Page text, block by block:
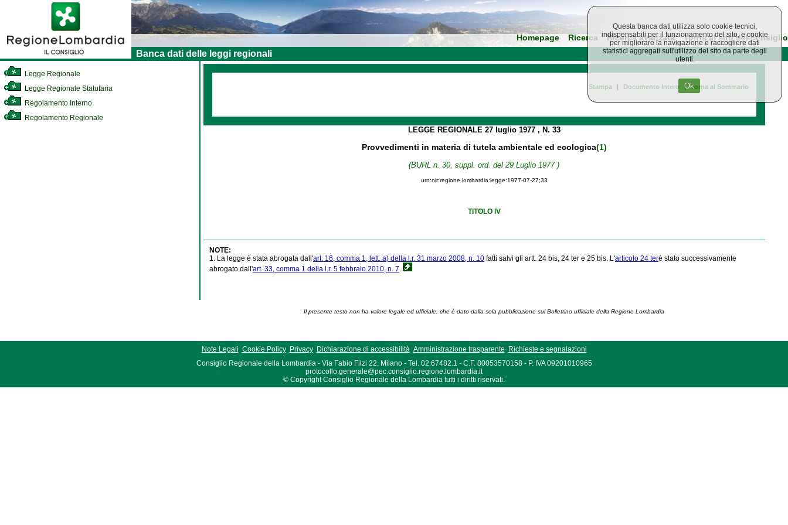
Homepage Ricerca Ricerca avanzata Torna al sito del consiglio
Banca dati delle leggi regionali
Legge Regionale
Legge Regionale Statutaria
Regolamento Interno
Regolamento Regionale
Stampa | Documento Intero | Torna al Sommario
LEGGE REGIONALE 27 luglio 1977 , N. 33
Provvedimenti in materia di tutela ambientale ed ecologica(1)
(BURL n. 30, suppl. ord. del 29 Luglio 1977 )
urn:nir:regione.lombardia:legge:1977-07-27;33
TITOLO IV
NOTE:
1. La legge è stata abrogata dall'art. 16, comma 1, lett. a) della l.r. 31 marzo 2008, n. 10 fatti salvi gli artt. 24 bis, 24 ter e 25 bis. L'articolo 24 terè stato successivamente
abrogato dall'art. 33, comma 1 della l.r. 5 febbraio 2010, n. 7.
Il presente testo non ha valore legale ed ufficiale, che è dato dalla sola pubblicazione sul Bollettino ufficiale della Regione Lombardia
Note Legali Cookie Policy Privacy Dichiarazione di accessibilità Amministrazione trasparente
Richieste e segnalazioni
Consiglio Regionale della Lombardia - Via Fabio Filzi 22, Milano - Tel. 02.67482.1 - C.F. 80053570158 - P. IVA 09201010965
protocollo.generale@pec.consiglio.regione.lombardia.it
© Copyright Consiglio Regionale della Lombardia tutti i diritti riservati.
Questa banca dati utilizza solo cookie tecnici,
indispensabili per il funzionamento del sito, e cookie
per migliorare la navigazione e raccogliere dati
statistici aggregati sull'utilizzo del sito da parte degli
utenti.
Ok